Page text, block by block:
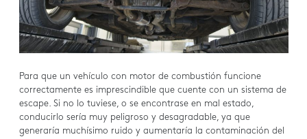
Para que un vehículo con motor de combustión funcione
correctamente es imprescindible que cuente con un sistema de
escape. Si no lo tuviese, o se encontrase en mal estado,
conducirlo sería muy peligroso y desagradable, ya que
generaría muchísimo ruido y aumentaría la contaminación del